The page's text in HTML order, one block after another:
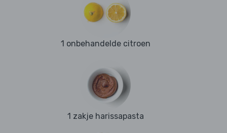
1 onbehandelde citroen
1 zakje harissapasta